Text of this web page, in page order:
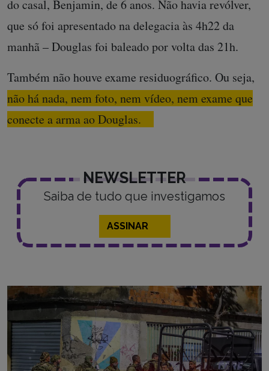
do casal, Benjamin, de 6 anos. Não havia revólver,
que só foi apresentado na delegacia às 4h22 da
manhã – Douglas foi baleado por volta das 21h.
Também não houve exame residuográfico. Ou seja,
não há nada, nem foto, nem vídeo, nem exame que
conecte a arma ao Douglas.
NEWSLETTER
Saiba de tudo que investigamos
ASSINAR